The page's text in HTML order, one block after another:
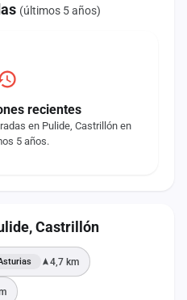
(últimos 5 años)
recientes
en Pulide, Castrillón en
5 años.
Castrillón
4,7 km